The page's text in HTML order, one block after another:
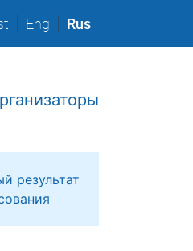
Eng Rus
результат